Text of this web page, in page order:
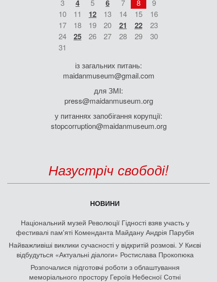
3 4 5 6 7 8
9
10
11 12 13 14 15
16
17
18 19 20 21 22
23
24
25 26 27 28 29
30
31
із загальних питань:
maidanmuseum@gmail.com
для ЗМІ:
press@maidanmuseum.org
у питаннях запобігання корупції:
stopcorruption@maidanmuseum.org
Назустріч свободі!
НОВИНИ
Національний музей Революції Гідності взяв участь у
фестивалі пам'яті Коменданта Майдану Андрія Парубія
Найважливіші виклики сучасності у відкритій розмові. У Києві
відбудуться «Актуальні діалоги» Ростислава Прокопюка
Розпочалися підготовчі роботи з облаштування
меморіального простору Героїв Небесної Сотні